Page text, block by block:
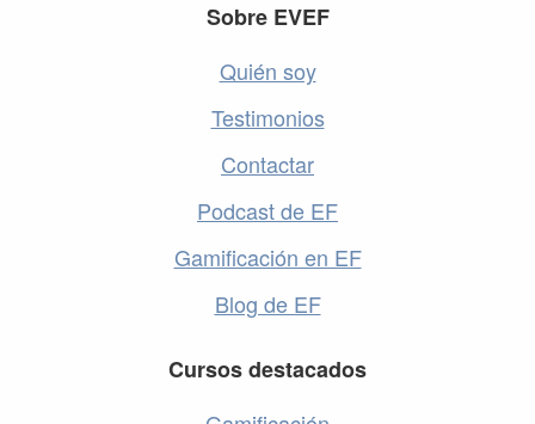
Sobre EVEF
Quién soy
Testimonios
Contactar
Podcast de EF
Gamificación en EF
Blog de EF
Cursos destacados